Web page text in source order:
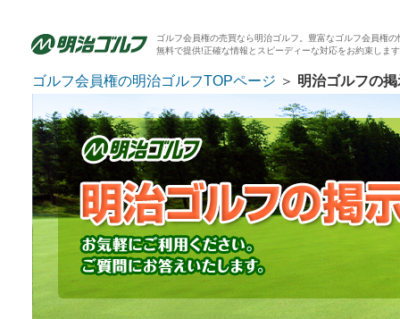
ゴルフ会員権の売買なら明治ゴルフ。豊富なゴルフ会員権の
無料で提供!正確な情報とスピーディーな対応をお約束しま
ゴルフ会員権の明治ゴルフTOPページ ＞ 明治ゴルフの